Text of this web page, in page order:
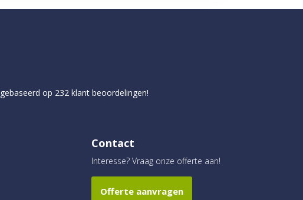
gebaseerd op 232 klant beoordelingen!
Contact
Interesse? Vraag onze offerte aan!
Offerte aanvragen